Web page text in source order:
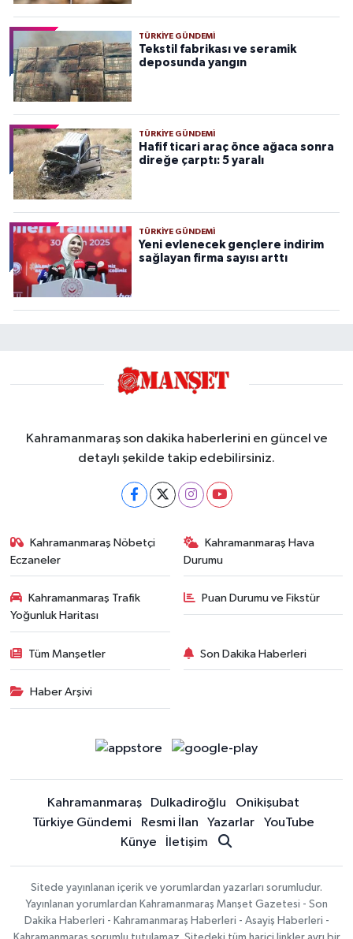
TÜRKIYE GÜNDEMI
Tekstil fabrikası ve seramik
deposunda yangın
TÜRKIYE GÜNDEMI
Hafif ticari araç önce ağaca sonra
direğe çarptı: 5 yaralı
TÜRKIYE GÜNDEMI
Yeni evlenecek gençlere indirim
sağlayan firma sayısı arttı
Kahramanmaraş son dakika haberlerini en güncel ve
detaylı şekilde takip edebilirsiniz.
Kahramanmaraş Nöbetçi
Eczaneler
Kahramanmaraş Hava
Durumu
Kahramanmaraş Trafik
Yoğunluk Haritası
Puan Durumu ve Fikstür
Tüm Manşetler Son Dakika Haberleri
Haber Arşivi
Kahramanmaraş Dulkadiroğlu
Onikişubat
Türkiye Gündemi
Resmi İlan Yazarlar
YouTube
Künye
İletişim
Sitede yayınlanan içerik ve yorumlardan yazarları sorumludur.
Yayınlanan yorumlardan Kahramanmaraş Manşet Gazetesi - Son
Dakika Haberleri - Kahramanmaraş Haberleri - Asayiş Haberleri -